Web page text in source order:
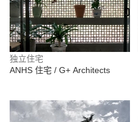
独立住宅
ANHS 住宅 / G+ Architects